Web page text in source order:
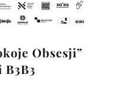
Obsesji”